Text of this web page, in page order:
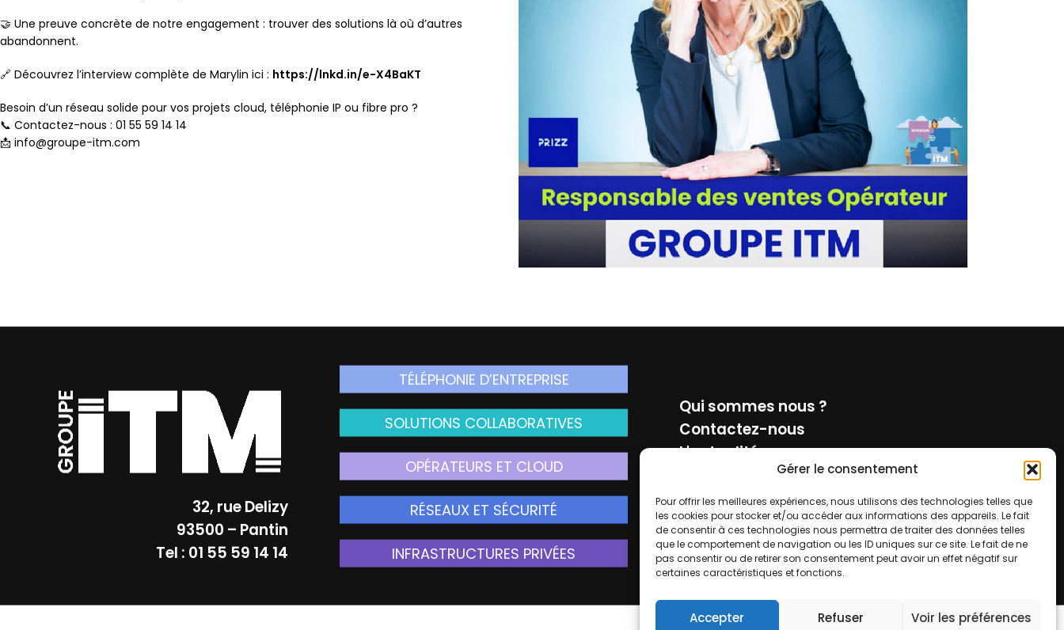
Gérer le consentement
Pour offrir les meilleures expériences, nous utilisons des technologies telles que
les cookies pour stocker et/ou accéder aux informations des appareils. Le fait
de consentir à ces technologies nous permettra de traiter des données telles
que le comportement de navigation ou les ID uniques sur ce site. Le fait de ne
pas consentir ou de retirer son consentement peut avoir un effet négatif sur
certaines caractéristiques et fonctions.
Accepter Refuser Voir les préférences
🤝 Une preuve concrète de notre engagement : trouver des solutions là où d’autres
abandonnent.
🔗 Découvrez l’interview complète de Marylin ici : https://lnkd.in/e-X4BaKT
Besoin d’un réseau solide pour vos projets cloud, téléphonie IP ou fibre pro ?
📞 Contactez-nous : 01 55 59 14 14
📩 info@groupe-itm.com
32, rue Delizy
93500 – Pantin
Tel : 01 55 59 14 14
TÉLÉPHONIE D’ENTREPRISE
SOLUTIONS COLLABORATIVES
OPÉRATEURS ET CLOUD
RÉSEAUX ET SÉCURITÉ
INFRASTRUCTURES PRIVÉES
Qui sommes nous ?
Contactez-nous
L'actualité
Mentions Légales
Rejoignez-nous